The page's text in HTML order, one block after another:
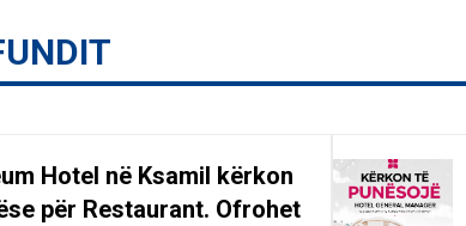
Hotel në Ksamil kërkon
për Restaurant. Ofrohet